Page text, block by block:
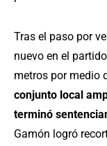
Tras el paso por
nuevo en el
metros por medio
conjunto local
terminó
Gamón logró